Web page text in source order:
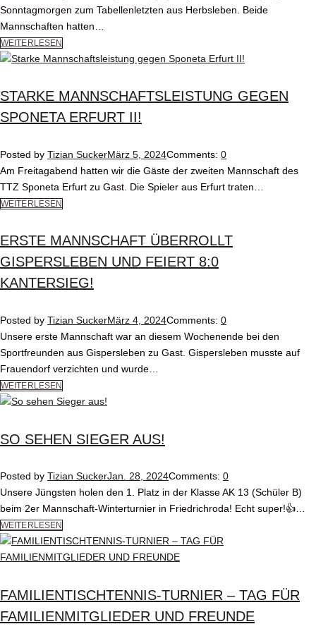
Sonntagmorgen zum Tabellenletzten aus Herbsleben. Beide
Mannschaften hatten…
WEITERLESEN
STARKE MANNSCHAFTSLEISTUNG GEGEN
SPONETA ERFURT II!
Posted by Tizian SuckerMärz 5, 2024Comments: 0
Am Freitagabend hatten wir die Gäste der zweiten Mannschaft des
TTZ Sponeta Erfurt zu Gast. Die Spieler aus Erfurt traten…
WEITERLESEN
ERSTE MANNSCHAFT ÜBERROLLT
GISPERSLEBEN UND FEIERT 8:0
KANTERSIEG!
Posted by Tizian SuckerMärz 4, 2024Comments: 0
Unsere erste Mannschaft war an diesem Wochenende bei den
Sportfreunden aus Gispersleben zu Gast. Gispersleben musste auf
Frauendorf verzichten und wurde…
WEITERLESEN
SO SEHEN SIEGER AUS!
Posted by Tizian SuckerJan. 28, 2024Comments: 0
Unsere Jüngsten holen den 1. Platz in der Klasse AK 13 (Schüler B)
beim 2er Mannschaft-Winterturnier in Friedrichroda! Echt super!👍…
WEITERLESEN
FAMILIENTISCHTENNIS-TURNIER – TAG FÜR
FAMILIENMITGLIEDER UND FREUNDE​